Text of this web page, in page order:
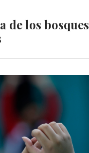
de los bosques